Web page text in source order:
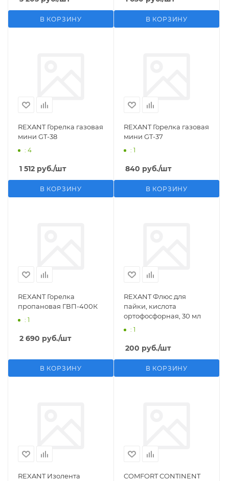
В КОРЗИНУ В КОРЗИНУ
REXANT Горелка газовая
мини GT-38
: 4
1 512 руб./шт
В КОРЗИНУ
REXANT Горелка газовая
мини GT-37
: 1
840 руб./шт
В КОРЗИНУ
REXANT Горелка
пропановая ГВП-400К
: 1
2 690 руб./шт
В КОРЗИНУ
REXANT Флюс для
пайки, кислота
ортофосфорная, 30 мл
: 1
200 руб./шт
В КОРЗИНУ
REXANT Изолента
COMFORT CONTINENT